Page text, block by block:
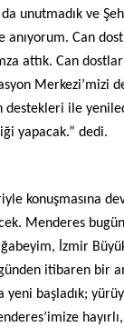
unutmadık ve
Can
attık. Can
Merkezi’mizi
ile
yapacak.” dedi.
konuşmasına
Menderes
İzmir
itibaren bir
başladık;